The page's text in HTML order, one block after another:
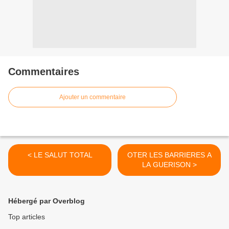
Commentaires
Ajouter un commentaire
< LE SALUT TOTAL
OTER LES BARRIERES A
LA GUERISON >
Hébergé par Overblog
Top articles